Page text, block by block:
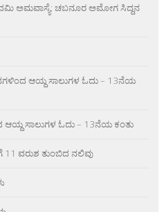
ಅಮವಾಸ್ಯೆ: ಚಬನೂರ ಅಮೋಗ ಸಿದ್ದನ
ಆಯ್ದ ಸಾಲುಗಳ ಓದು – 13ನೆಯ
ಸಾಲುಗಳ ಓದು – 13ನೆಯ ಕಂತು
ವರುಶ ತುಂಬಿದ ನಲಿವು